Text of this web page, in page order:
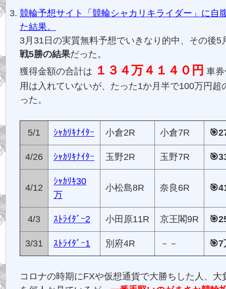
競輪予想サイト「競輪シャカリキライダー」に自
た結果。
3月31日の実質無料予想でいきなり的中、その後5
戦5勝の結果だった。
獲得金額の合計は １３４万４１４０円 車
用は入れていないが、たった1か月半で100万円超
った。
5/1 ｼｬｶﾘｷﾅｲﾀｰ 小倉2R 小倉7R
4/26 ｼｬｶﾘｷﾅｲﾀｰ 玉野2R 玉野7R
4/12
ｼｬｶﾘｷ30
万
小松島8R 奈良6R
4/3 ｽﾄﾗｲﾀﾞｰ2 小田原11R 京王閣9R
3/31 ｽﾄﾗｲﾀﾞｰ1 別府4R －－ 🎯7
コロナの時期にFXや仮想通貨で大勝ちした人、大